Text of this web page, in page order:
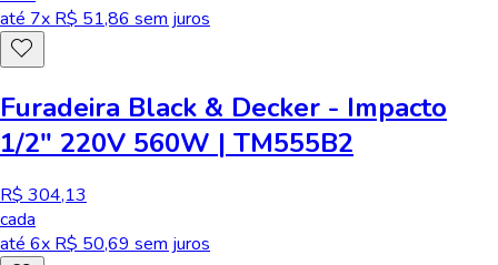
até 7x R$ 51,86 sem juros
Furadeira Black & Decker - Impacto
1/2" 220V 560W | TM555B2
R$ 304,13
cada
até 6x R$ 50,69 sem juros